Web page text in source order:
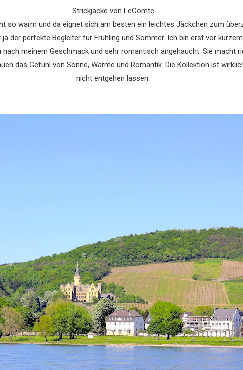
Strickjacke von LeComte
so warm und da eignet sich am besten ein leichtes Jäckchen zum
ja der perfekte Begleiter für Frühling und Sommer. Ich bin erst vor
meinem Geschmack und sehr romantisch angehaucht. Sie macht
das Gefühl von Sonne, Wärme und Romantik. Die Kollektion ist
nicht entgehen lassen.